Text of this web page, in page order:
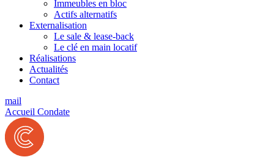
Immeubles en bloc
Actifs alternatifs
Externalisation
Le sale & lease-back
Le clé en main locatif
Réalisations
Actualités
Contact
mail
Accueil Condate